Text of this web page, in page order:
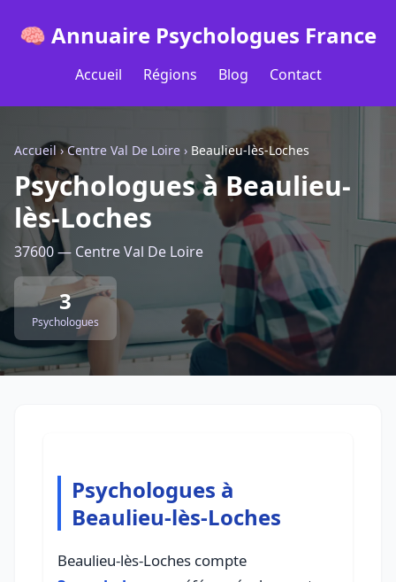
🧠 Annuaire Psychologues France
Accueil Régions Blog Contact
Accueil ›Centre Val De Loire › Beaulieu-lès-Loches
Psychologues à Beaulieu-
lès-Loches
37600 — Centre Val De Loire
3
Psychologues
Psychologues à
Beaulieu-lès-Loches
Beaulieu-lès-Loches compte